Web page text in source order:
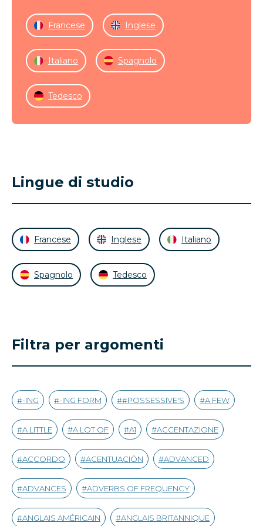
Francese Inglese
Italiano Spagnolo
Tedesco
Lingue di studio
Francese Inglese Italiano
Spagnolo Tedesco
Filtra per argomenti
-ING -ING FORM #POSSESSIVE'S A FEW
A LITTLE A LOT OF A1 ACCENTAZIONE
ACCORDO ACENTUACIÓN ADVANCED
ADVANCES ADVERBS OF FREQUENCY
ANGLAIS AMÉRICAIN ANGLAIS BRITANNIQUE